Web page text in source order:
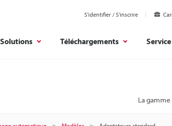
S'identifier / S’inscrire
Solutions Téléchargements
La gamme